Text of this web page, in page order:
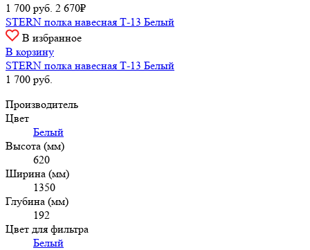
1 700 руб. 2 670₽
STERN полка навесная Т-13 Белый
В избранное
В корзину
STERN полка навесная Т-13 Белый
1 700 руб.
Производитель
Цвет
Белый
Высота (мм)
620
Ширина (мм)
1350
Глубина (мм)
192
Цвет для фильтра
Белый